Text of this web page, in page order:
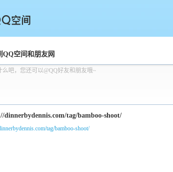
间
QQ空间和朋友网
么吧，您还可以@QQ好友和朋友哦~
tag/bamboo-shoot/